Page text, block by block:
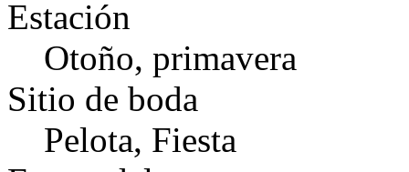
Estación
Otoño, primavera
Sitio de boda
Pelota, Fiesta